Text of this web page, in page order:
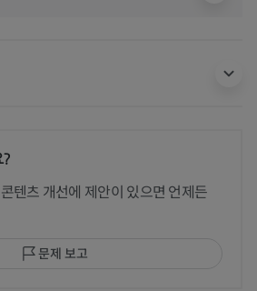
?
텐츠 개선에 제안이 있으면 언제든
문제 보고